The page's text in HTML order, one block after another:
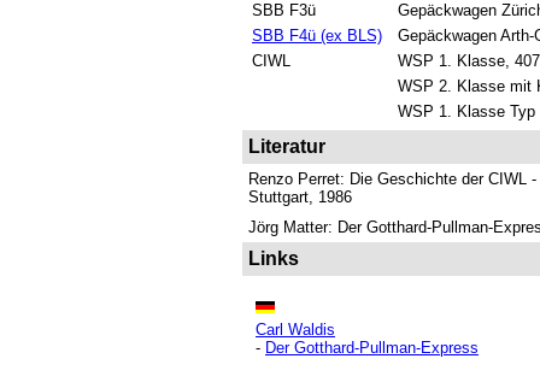
SBB F3ü
Gepäckwagen
SBB F4ü (ex BLS)
Gepäckwagen Arth-
CIWL
WSP 1. Klasse,
WSP 2. Klasse mit
WSP 1. Klasse Typ
Literatur
Renzo Perret: Die Geschichte der CIWL
Stuttgart, 1986
Jörg Matter: Der Gotthard-Pullman-
Links
Carl Waldis
- Der Gotthard-Pullman-Express